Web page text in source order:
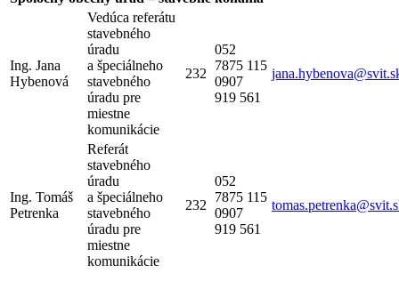
Ing. Jana
Hybenová
Vedúca referátu
stavebného
úradu
a špeciálneho
stavebného
úradu pre
miestne
komunikácie
232
052
7875 115
0907
919 561
Ing. Tomáš
Petrenka
Referát
stavebného
úradu
a špeciálneho
stavebného
úradu pre
miestne
komunikácie
232
052
7875 115
0907
919 561